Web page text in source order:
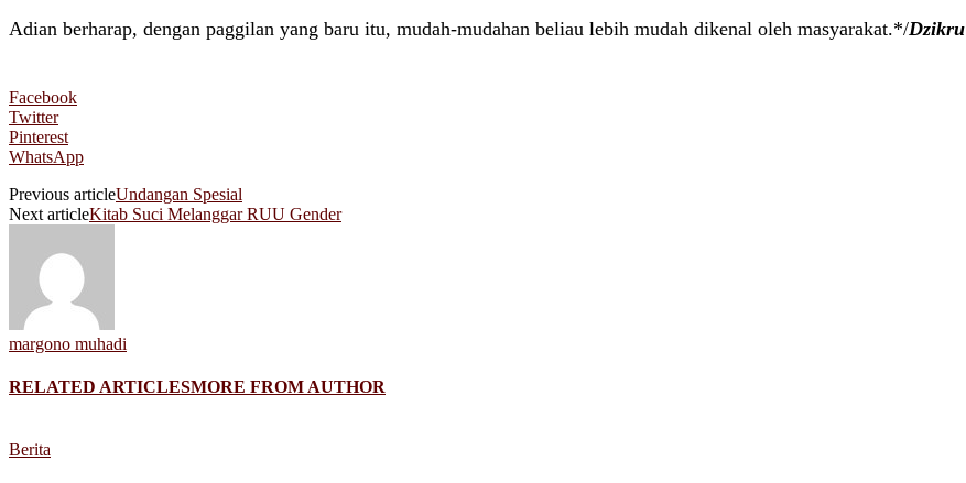
Adian berharap, dengan paggilan yang baru itu, mudah-mudahan beliau lebih mudah dikenal oleh masyarakat.*/Dzikru
Facebook
Twitter
Pinterest
WhatsApp
Previous articleUndangan Spesial
Next articleKitab Suci Melanggar RUU Gender
margono muhadi
RELATED ARTICLESMORE FROM AUTHOR
Berita